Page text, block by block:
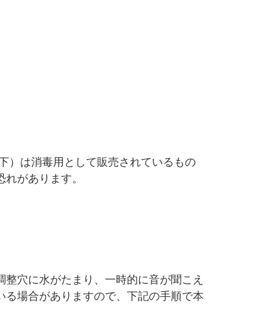
）は消毒用として販売されているもの
があります。
穴に水がたまり、一時的に音が聞こえ
場合がありますので、下記の手順で本